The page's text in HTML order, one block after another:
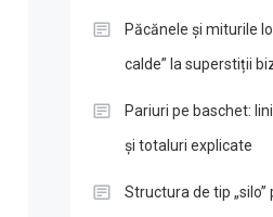
Păcănele și miturile
calde” la superstiții
Pariuri pe baschet:
și totaluri explicate
Structura de tip „silo”